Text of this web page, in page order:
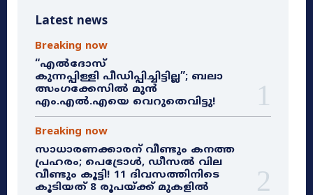
Latest news
Breaking now
“എൽദോസ്
കുന്നപ്പിള്ളി പീഡിപ്പിച്ചിട്ടില്ല”; ബലാ
ത്സംഗക്കേസിൽ മുൻ
എം.എൽ.എയെ വെറുതെവിട്ടു!
Breaking now
സാധാരണക്കാരന് വീണ്ടും കനത്ത
പ്രഹരം; പെട്രോൾ, ഡീസൽ വില
വീണ്ടും കൂട്ടി! 11 ദിവസത്തിനിടെ
കൂടിയത് 8 രൂപയ്ക്ക് മുകളിൽ